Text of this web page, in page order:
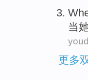
当
更多